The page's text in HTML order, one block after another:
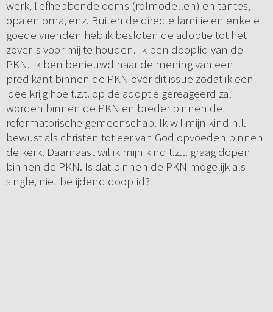
werk, liefhebbende ooms (rolmodellen) en tantes,
opa en oma, enz. Buiten de directe familie en enkele
goede vrienden heb ik besloten de adoptie tot het
zover is voor mij te houden. Ik ben dooplid van de
PKN. Ik ben benieuwd naar de mening van een
predikant binnen de PKN over dit issue zodat ik een
idee krijg hoe t.z.t. op de adoptie gereageerd zal
worden binnen de PKN en breder binnen de
reformatorische gemeenschap. Ik wil mijn kind n.l.
bewust als christen tot eer van God opvoeden binnen
de kerk. Daarnaast wil ik mijn kind t.z.t. graag dopen
binnen de PKN. Is dat binnen de PKN mogelijk als
single, niet belijdend dooplid?